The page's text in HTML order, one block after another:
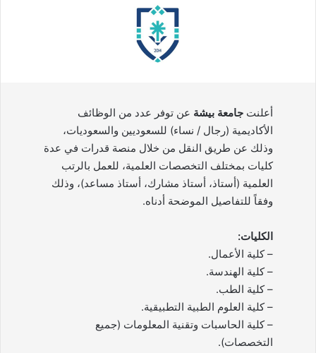
أعلنت جامعة بيشة عن توفر عدد من الوظائف
الأكاديمية (رجال / نساء) للسعوديين والسعوديات،
وذلك عن طريق النقل من خلال منصة قدرات في عدة
كليات بمختلف التخصصات العلمية، للعمل بالرتب
العلمية (أستاذ، أستاذ مشارك، أستاذ مساعد)، وذلك
وفقاً للتفاصيل الموضحة أدناه.
الكليات:
– كلية الأعمال.
– كلية الهندسة.
– كلية الطب.
– كلية العلوم الطبية التطبيقية.
– كلية الحاسبات وتقنية المعلومات (جميع
التخصصات).